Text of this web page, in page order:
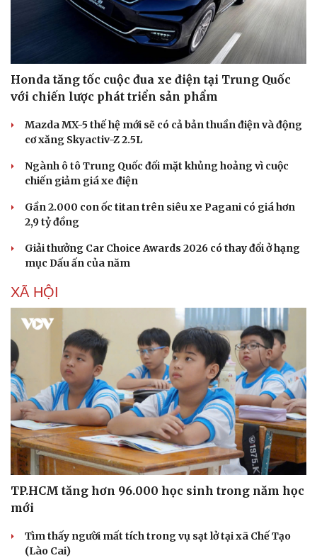
Honda tăng tốc cuộc đua xe điện tại Trung Quốc
với chiến lược phát triển sản phẩm
Mazda MX-5 thế hệ mới sẽ có cả bản thuần điện và động
cơ xăng Skyactiv-Z 2.5L
Ngành ô tô Trung Quốc đối mặt khủng hoảng vì cuộc
chiến giảm giá xe điện
Gần 2.000 con ốc titan trên siêu xe Pagani có giá hơn
2,9 tỷ đồng
Giải thưởng Car Choice Awards 2026 có thay đổi ở hạng
mục Dấu ấn của năm
XÃ HỘI
TP.HCM tăng hơn 96.000 học sinh trong năm học
mới
Tìm thấy người mất tích trong vụ sạt lở tại xã Chế Tạo
(Lào Cai)